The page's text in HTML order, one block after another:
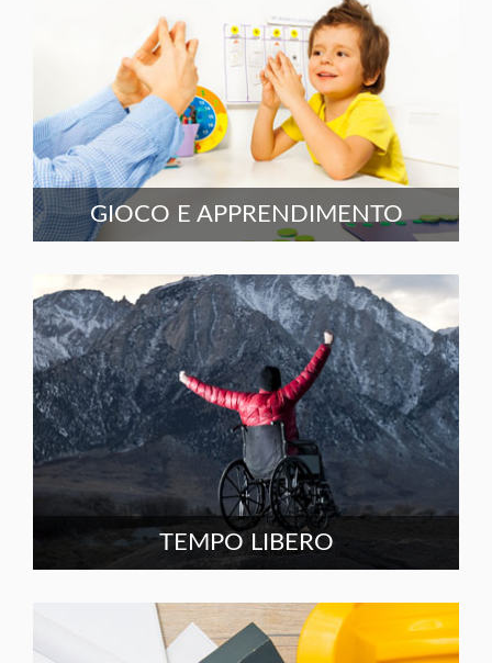
GIOCO E APPRENDIMENTO
TEMPO LIBERO